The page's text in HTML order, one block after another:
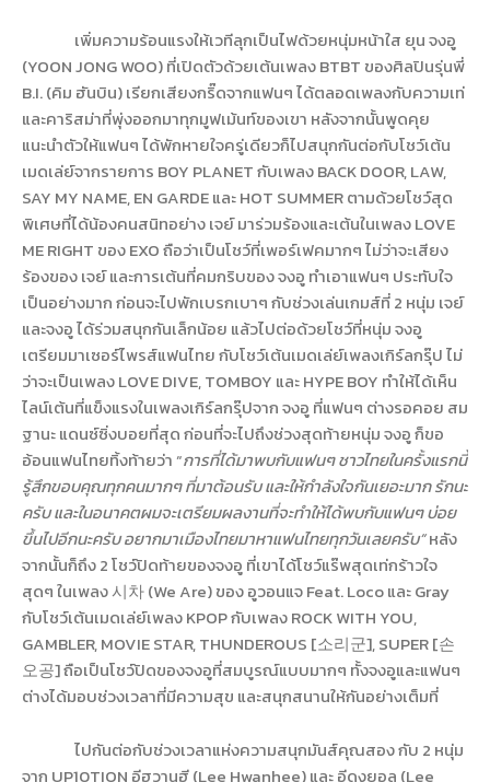
เพิ่มความร้อนแรงให้เวทีลุกเป็นไฟด้วยหนุ่มหน้าใส ยุน จงอู
(YOON JONG WOO) ที่เปิดตัวด้วยเต้นเพลงBTBT ของศิลปินรุ่นพี่
B.I.(คิม ฮันบิน) เรียกเสียงกริ๊ดจากแฟนๆ ได้ตลอดเพลงกับความเท่
และคาริสม่าที่พุ่งออกมาทุกมูฟเม้นท์ของเขา หลังจากนั้นพูดคุย
แนะนำตัวให้แฟนๆ ได้พักหายใจครู่เดียวก็ไปสนุกกันต่อกับโชว์เต้น
เมดเล่ย์จากรายการ BOY PLANETกับเพลงBACK DOOR, LAW,
SAY MY NAME, EN GARDEและHOT SUMMERตามด้วยโชว์สุด
พิเศษที่ได้น้องคนสนิทอย่าง เจย์ มาร่วมร้องและเต้นในเพลงLOVE
ME RIGHT ของEXOถือว่าเป็นโชว์ที่เพอร์เฟคมากๆ ไม่ว่าจะเสียง
ร้องของ เจย์ และการเต้นที่คมกริบของ จงอู ทำเอาแฟนๆ ประทับใจ
เป็นอย่างมาก ก่อนจะไปพักเบรกเบาๆ กับช่วงเล่นเกมส์ที่ 2 หนุ่ม เจย์
และจงอู ได้ร่วมสนุกกันเล็กน้อย แล้วไปต่อด้วยโชว์ที่หนุ่ม จงอู
เตรียมมาเซอร์ไพรส์แฟนไทย กับโชว์เต้นเมดเล่ย์เพลงเกิร์ลกรุ๊ป ไม่
ว่าจะเป็นเพลงLOVE DIVE, TOMBOY และHYPE BOY ทำให้ได้เห็น
ไลน์เต้นที่แข็งแรงในเพลงเกิร์ลกรุ๊ปจาก จงอู ที่แฟนๆ ต่างรอคอย สม
ฐานะ แดนซ์ซิ่งบอยที่สุด ก่อนที่จะไปถึงช่วงสุดท้ายหนุ่ม จงอู ก็ขอ
อ้อนแฟนไทยทิ้งท้ายว่า“การที่ได้มาพบกับแฟนๆ ชาวไทยในครั้งแรกนี้
รู้สึกขอบคุณทุกคนมากๆ ที่มาต้อนรับ และให้กำลังใจกันเยอะมาก รักนะ
ครับ และในอนาคตผมจะเตรียมผลงานที่จะทำให้ได้พบกับแฟนๆ บ่อย
ขึ้นไปอีกนะครับ อยากมาเมืองไทยมาหาแฟนไทยทุกวันเลยครับ”หลัง
จากนั้นก็ถึง 2 โชว์ปิดท้ายของจงอู ที่เขาได้โชว์แร๊พสุดเท่กร้าวใจ
สุดๆ ในเพลง시차(We Are)ของ อูวอนแจFeat. LocoและGray
กับโชว์เต้นเมดเล่ย์เพลงKPOPกับเพลงROCK WITH YOU,
GAMBLER, MOVIE STAR, THUNDEROUS [소리군], SUPER [손
오공]ถือเป็นโชว์ปิดของจงอูที่สมบูรณ์แบบมากๆ ทั้งจงอูและแฟนๆ
ต่างได้มอบช่วงเวลาที่มีความสุข และสนุกสนานให้กันอย่างเต็มที่
ไปกันต่อกับช่วงเวลาแห่งความสนุกมันส์คุณสอง กับ 2 หนุ่ม
จาก UP10TION อีฮวานฮี (Lee Hwanhee) และ อีดงยอล (Lee